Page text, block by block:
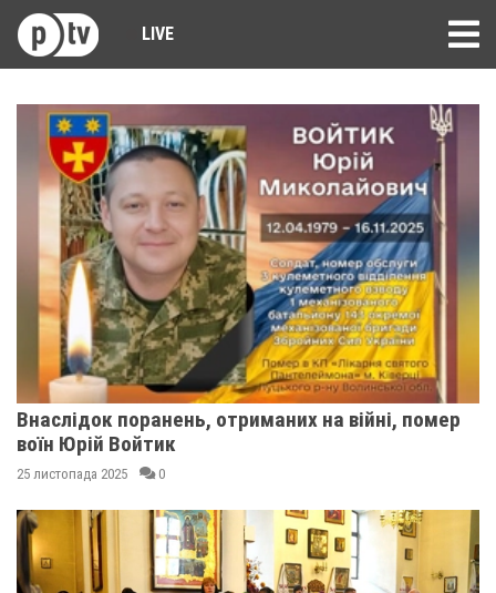
LIVE
Внаслідок поранень, отриманих на війні, помер
воїн Юрій Войтик
25 листопада 2025 0